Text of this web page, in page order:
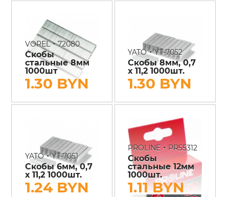
VOREL•72080
Скобы
стальные 8мм
1000шт
1.30 BYN
YATO•YT-7052
Скобы 8мм, 0,7
х 11,2 1000шт.
1.30 BYN
YATO•YT-7051
Скобы 6мм, 0,7
х 11,2 1000шт.
1.24 BYN
PROLINE •PR55312
Скобы
стальные 12мм
1000шт.
1.11 BYN